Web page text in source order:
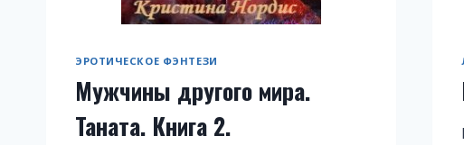
ЭРОТИЧЕСКОЕ ФЭНТЕЗИ
Мужчины другого мира.
Таната. Книга 2.